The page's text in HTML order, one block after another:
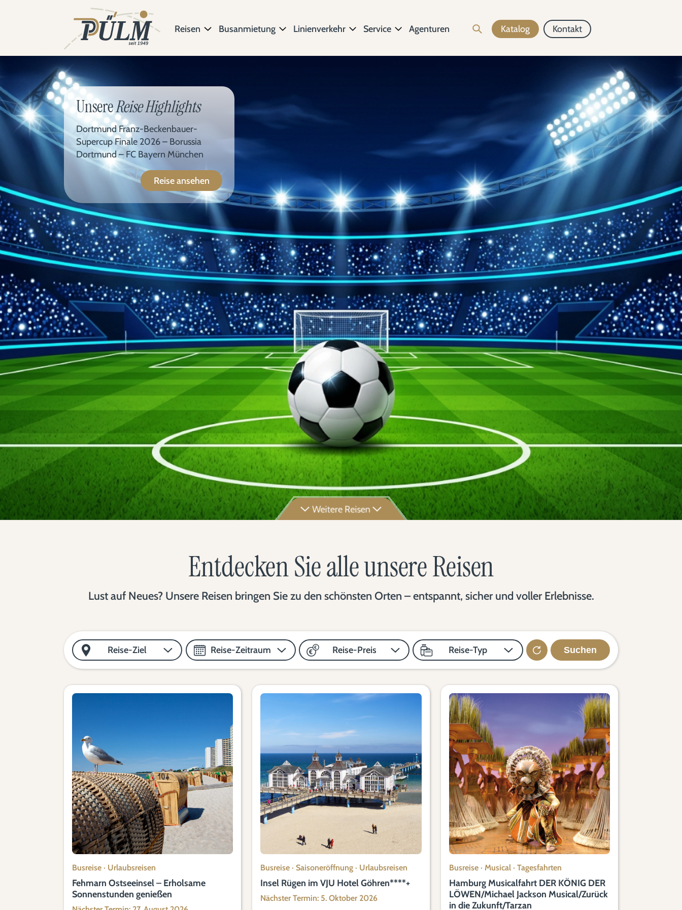
Reisen Busanmietung Linienverkehr Service Agenturen Katalog Kontakt
UnsereReise Highlights
Dortmund Franz-Beckenbauer-
Supercup Finale 2026 – Borussia
Dortmund – FC Bayern München
Reise ansehen
Weitere Reisen
Entdecken Sie alle unsere Reisen
Lust auf Neues? Unsere Reisen bringen Sie zu den schönsten Orten – entspannt, sicher und voller Erlebnisse.
Reise-Ziel Reise-Zeitraum Reise-Preis Reise-Typ Suchen
Busreise · Urlaubsreisen
Fehmarn Ostseeinsel – Erholsame
Sonnenstunden genießen
Busreise ·Saisoneröffnung · Urlaubsreisen
Insel Rügen im VJU Hotel Göhren****+
Nächster Termin: 5. Oktober 2026
Busreise· Musical· Tagesfahrten
Hamburg Musicalfahrt DER KÖNIG DER
LÖWEN/Michael Jackson Musical/Zurück
in die Zukunft/Tarzan